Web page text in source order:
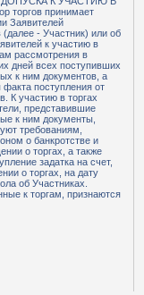
торгов принимает
Заявителей
(далее - Участник) или об
к участию в
рассмотрения в
дней всех поступивших
к ним документов, а
факта поступления от
К участию в торгах
представившие
к ним документы,
требованиям,
о банкротстве и
о торгах, а также
задатка на счет,
о торгах, на дату
об Участниках.
к торгам, признаются